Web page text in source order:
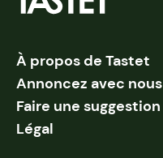
À propos de Tastet
Annoncez avec nous
Faire une suggestion
Légal